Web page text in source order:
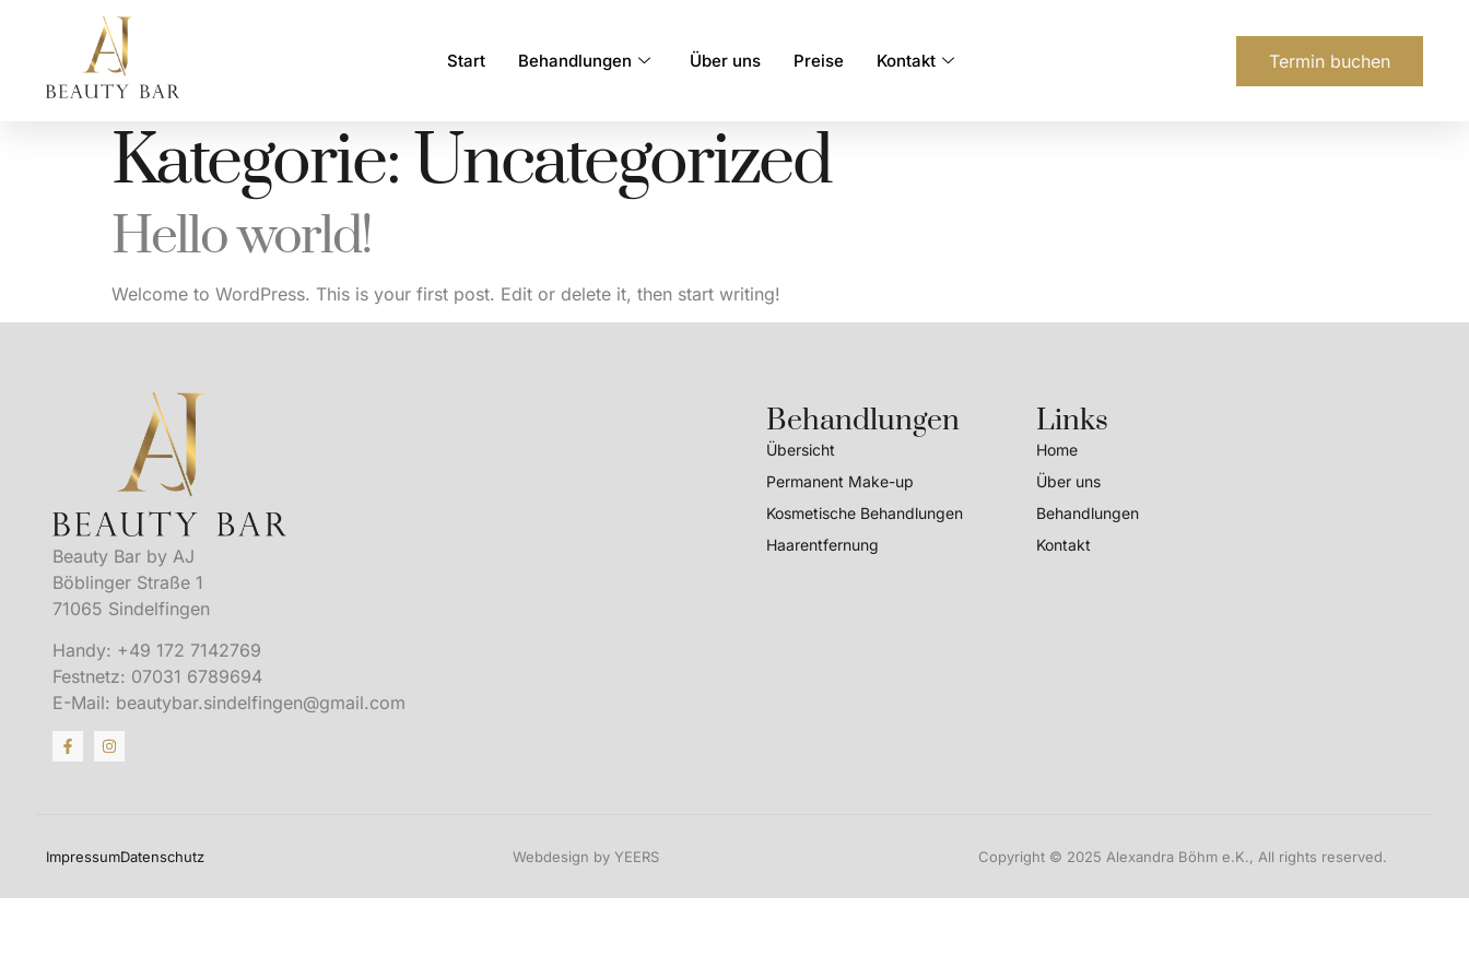
Start Behandlungen Über uns Preise Kontakt Termin buchen
Kategorie:Uncategorized
Hello world!
Welcome to WordPress. This is your first post. Edit or delete it, then start writing!
Beauty Bar by AJ
Böblinger Straße 1
71065 Sindelfingen
Handy: +49 172 7142769
Festnetz: 07031 6789694
E-Mail: beautybar.sindelfingen@gmail.com
Behandlungen
Übersicht
Permanent Make-up
Kosmetische Behandlungen
Haarentfernung
Links
Home
Über uns
Behandlungen
Kontakt
Copyright © 2025 Alexandra Böhm e.K., All rights reserved.
Webdesign by YEERS
ImpressumDatenschutz